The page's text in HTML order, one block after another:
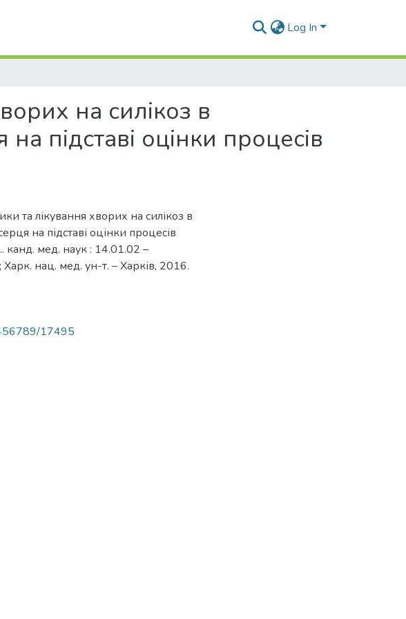
Log In
на силікоз в
підставі оцінки процесів
та лікування хворих на силікоз в
на підставі оцінки процесів
канд. мед. наук : 14.01.02 –
нац. мед. ун-т. – Харків, 2016.
17495